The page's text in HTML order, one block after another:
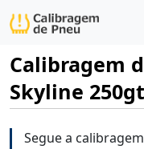
Calibragem
Skyline
Segue a